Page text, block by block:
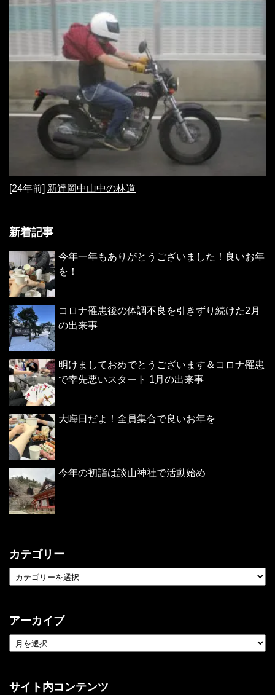
[24年前] 新達岡中山中の林道
新着記事
今年一年もありがとうございました！良いお年
を！
コロナ罹患後の体調不良を引きずり続けた2月
の出来事
明けましておめでとうございます＆コロナ罹患
で幸先悪いスタート 1月の出来事
大晦日だよ！全員集合で良いお年を
今年の初詣は談山神社で活動始め
カテゴリー
アーカイブ
サイト内コンテンツ